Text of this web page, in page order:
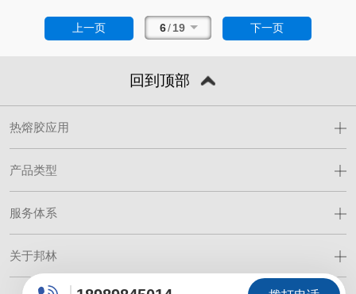
十年专注，一“粘”即合。 邦林始终致力于以卓
越的粘合技术，为消费电子之美提供最稳固的
上一页 6/19 下一页
回到顶部
热熔胶应用
产品类型
服务体系
关于邦林